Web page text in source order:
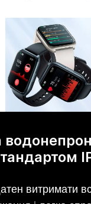
витримати